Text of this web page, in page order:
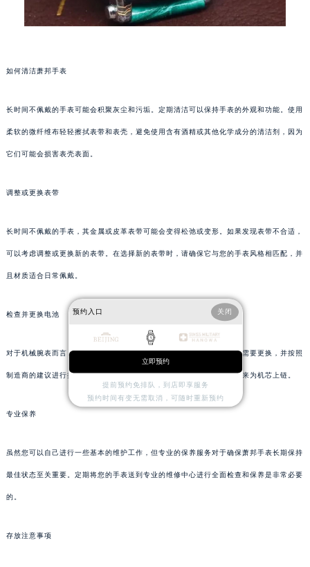
如何清洁萧邦手表
长时间不佩戴的手表可能会积聚灰尘和污垢。定期清洁可以保持手表的外观和功能。使用
柔软的微纤维布轻轻擦拭表带和表壳，避免使用含有酒精或其他化学成分的清洁剂，因为
它们可能会损害表壳表面。
调整或更换表带
长时间不佩戴的手表，其金属或皮革表带可能会变得松弛或变形。如果发现表带不合适，
可以考虑调整或更换新的表带。在选择新的表带时，请确保它与您的手表风格相匹配，并
且材质适合日常佩戴。
检查并更换电池
对于机械腕表而言，长时间不戴可能导致电池电量耗尽。检查电池是否需要更换，并按照
制造商的建议进行操作。如果是自动上链机芯，确保手腕有足够的活动来为机芯上链。
专业保养
虽然您可以自己进行一些基本的维护工作，但专业的保养服务对于确保萧邦手表长期保持
最佳状态至关重要。定期将您的手表送到专业的维修中心进行全面检查和保养是非常必要
的。
存放注意事项
预约入口 关闭
立即预约
提前预约免排队，到店即享服务
预约时间有变无需取消，可随时重新预约